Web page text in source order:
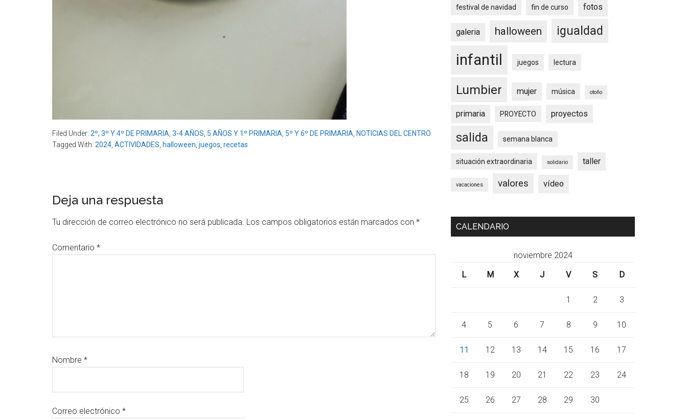
Filed Under: 2º, 3º Y 4º DE PRIMARIA 3-4 AÑOS 5 AÑOS Y 1º PRIMARIA 5º Y 6º DE PRIMARIA NOTICIAS DEL CENTRO
Tagged With: 2024 ACTIVIDADES halloween juegos recetas
Reader
Interactions
Deja una respuesta
Tu dirección de correo electrónico no será publicada. Los campos obligatorios están marcados con *
Comentario *
Nombre *
Correo electrónico *
festival de navidad fin de curso fotos
galeria halloween igualdad
infantil juegos lectura
Lumbier mujer música otoño
primaria PROYECTO proyectos
salida semana blanca
situación extraordinaria solidario taller
vacaciones valores vídeo
CALENDARIO
noviembre 2024
L
M X J V S D
1 2 3
4 5 6 7 8 9 10
11 12 13 14 15 16 17
18 19 20 21 22 23 24
25 26 27 28 29 30